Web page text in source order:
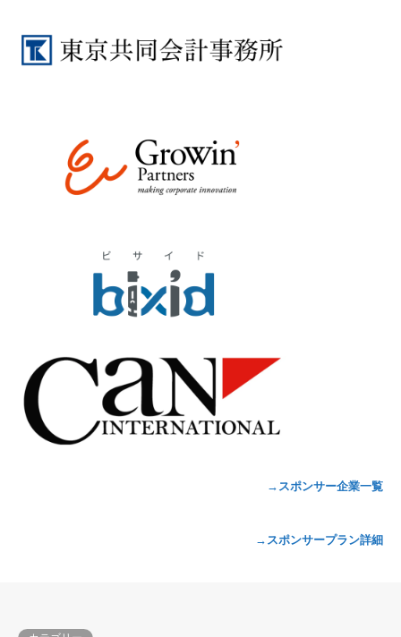
→スポンサー企業一覧
→スポンサープラン詳細